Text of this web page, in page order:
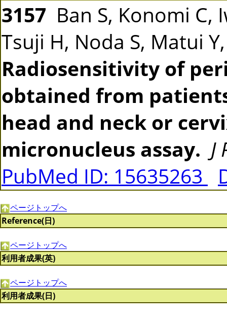
3157 Ban S, Konomi C,
Tsuji H, Noda S, Matui
Radiosensitivity of
obtained from
head and neck or
micronucleus assay. J
PubMed ID: 15635263
ページトップへ
Reference(日)
ページトップへ
利用者成果(英)
ページトップへ
利用者成果(日)